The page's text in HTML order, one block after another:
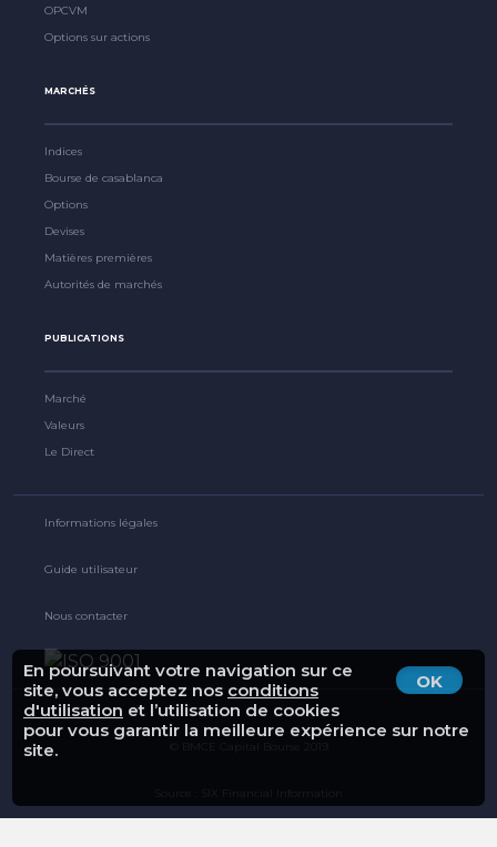
OK
En poursuivant votre navigation sur ce
site, vous acceptez nos conditions
d'utilisation et l’utilisation de cookies
pour vous garantir la meilleure expérience sur notre
site.
OPCVM
Options sur actions
MARCHÉS
Indices
Bourse de casablanca
Options
Devises
Matières premières
Autorités de marchés
PUBLICATIONS
Marché
Valeurs
Le Direct
Informations légales
Guide utilisateur
Nous contacter